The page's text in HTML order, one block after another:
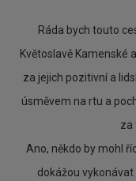
Ráda bych touto
Květoslavě Kamenské
za jejich pozitivní a
úsměvem na rtu a
za
Ano, někdo by mohl
dokážou